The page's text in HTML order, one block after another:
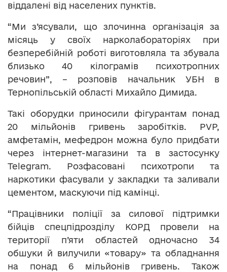
віддалені від населених пунктів.
“Ми з’ясували, що злочинна організація за
місяць у своїх нарколабораторіях при
безперебійній роботі виготовляла та збувала
близько 40 кілограмів психотропних
речовин”, – розповів начальник УБН в
Тернопільській області Михайло Димида.
Такі оборудки приносили фігурантам понад
20 мільйонів гривень заробітків. PVP,
амфетамін, мефедрон можна було придбати
через інтернет-магазини та в застосунку
Telegram. Розфасовані психотропи та
наркотики фасували у закладки та заливали
цементом, маскуючи під камінці.
“Працівники поліції за силової підтримки
бійців спецпідрозділу КОРД провели на
території п’яти областей одночасно 34
обшуки й вилучили «товару» та обладнання
на понад 6 мільйонів гривень. Також